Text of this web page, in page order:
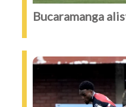
Bucaramanga